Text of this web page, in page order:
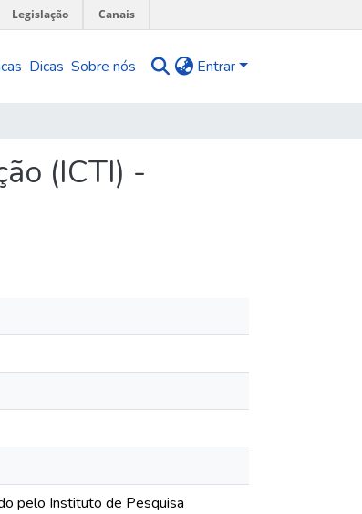
Legislação Canais
Dicas Sobre nós Entrar
(ICTI) -
pelo Instituto de Pesquisa